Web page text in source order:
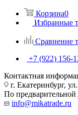
Корзина0
Избранные
Сравнение
+7 (922) 156-
Контактная
г. Екатеринбург,
По предварительной
info@mikatrade.ru